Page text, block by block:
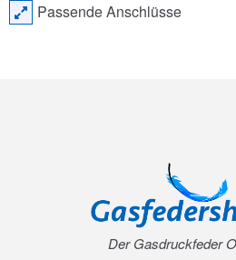
Passende Anschlüsse
Der Gasdruckfeder